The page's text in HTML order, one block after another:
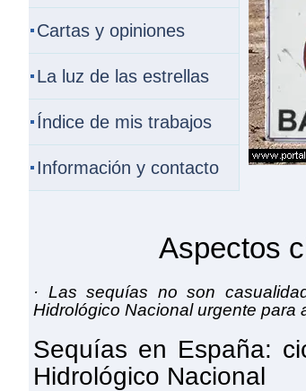
Cartas y opiniones
La luz de las estrellas
Índice de mis trabajos
Información y contacto
Aspectos
· Las sequías no son
Hidrológico Nacional urgente para
Sequías en España:
Hidrológico Nacional